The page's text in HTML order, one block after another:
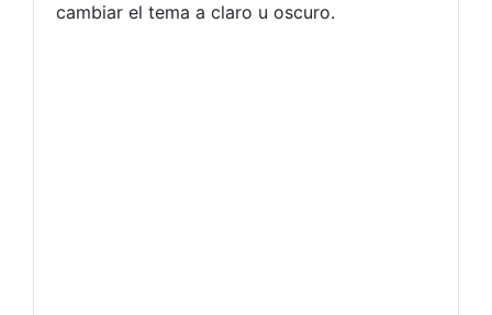
cambiar el tema a claro u oscuro.